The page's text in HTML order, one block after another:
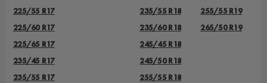
225/55 R17
225/60 R17
225/65 R17
235/45 R17
235/55 R17
235/55 R18
235/60 R18
245/45 R18
245/50 R18
255/55 R18
255/55 R19
265/50 R19